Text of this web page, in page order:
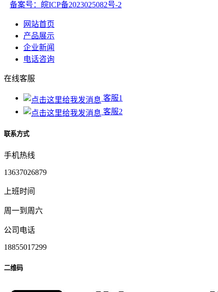
备案号：皖ICP备2023025082号-2
网站首页
产品展示
企业新闻
电话咨询
在线客服
客服1
客服2
联系方式
手机热线
13637026879
上班时间
周一到周六
公司电话
18855017299
二维码